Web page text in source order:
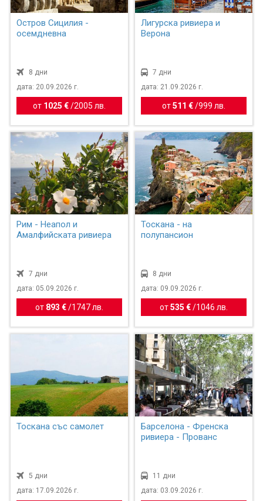
Остров Сицилия -
осемдневна
8 дни
дата: 20.09.2026 г.
от 1025 € /2005 лв.
Лигурска ривиера и
Верона
7 дни
дата: 21.09.2026 г.
от511 €/999 лв.
Рим - Неапол и
Амалфийската ривиера
7 дни
дата: 05.09.2026 г.
от 893 € / 1747 лв.
Тоскана - на
полупансион
8 дни
дата: 09.09.2026 г.
от535 €/ 1046 лв.
Тоскана със самолет
5 дни
дата: 17.09.2026 г.
Барселона - Френска
ривиера - Прованс
11 дни
дата: 03.09.2026 г.